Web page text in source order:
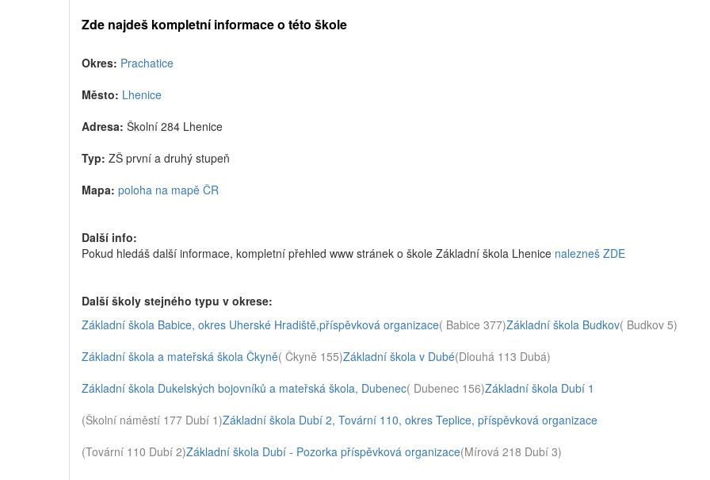
Zde najdeš kompletní informace o této škole
Okres: Prachatice
Město: Lhenice
Adresa: Školní 284 Lhenice
Typ: ZŠ první a druhý stupeň
Mapa: poloha na mapě ČR
Další info:
Pokud hledáš další informace, kompletní přehled www stránek o škole Základní škola Lhenice nalezneš ZDE
Další školy stejného typu v okrese:
Základní škola Babice, okres Uherské Hradiště,příspěvková organizace( Babice 377)Základní škola Budkov( Budkov 5)
Základní škola a mateřská škola Čkyně( Čkyně 155)Základní škola v Dubé(Dlouhá 113 Dubá)
Základní škola Dukelských bojovníků a mateřská škola, Dubenec( Dubenec 156)Základní škola Dubí 1
(Školní náměstí 177 Dubí 1)Základní škola Dubí 2, Tovární 110, okres Teplice, příspěvková organizace
(Tovární 110 Dubí 2)Základní škola Dubí - Pozorka příspěvková organizace(Mírová 218 Dubí 3)